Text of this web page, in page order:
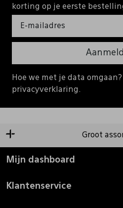
korting op je eerste
Hoe we met je data
privacyverklaring.
Groot
Mijn dashboard
Klantenservice